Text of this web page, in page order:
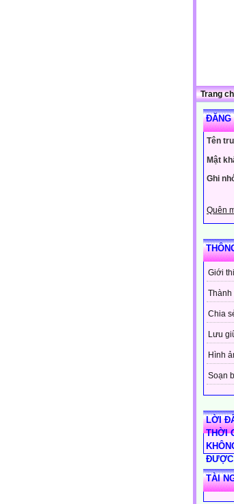
Trang
ĐĂNG
Tên
Mật
Ghi
Quên
Giới
Thành
Chia
Lưu
Hình
Soạn
LỜI
THỜI
ĐƯỢC
TÀI